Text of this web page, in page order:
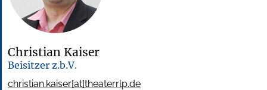
Christian Kaiser
Beisitzer z.b.V.
christian.kaiser[at]theaterrlp.de